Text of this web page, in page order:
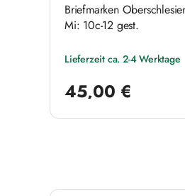
Briefmarken
Mi: 10c-12 gest.
Lieferzeit ca. 2-4 Werktage
45,00 €